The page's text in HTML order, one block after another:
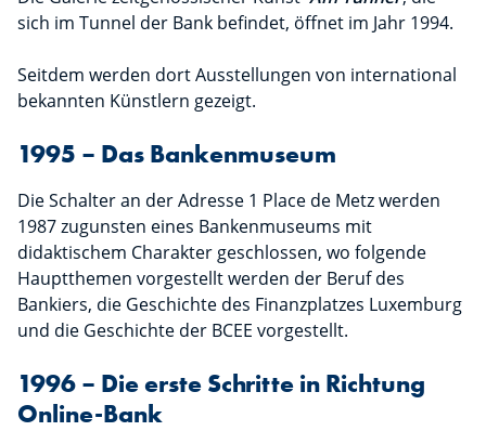
sich im Tunnel der Bank befindet, öffnet im Jahr 1994.
Seitdem werden dort Ausstellungen von international
bekannten Künstlern gezeigt.
1995 – Das Bankenmuseum
Die Schalter an der Adresse 1 Place de Metz werden
1987 zugunsten eines Bankenmuseums mit
didaktischem Charakter geschlossen, wo folgende
Hauptthemen vorgestellt werden der Beruf des
Bankiers, die Geschichte des Finanzplatzes Luxemburg
und die Geschichte der BCEE vorgestellt.
1996 – Die erste Schritte in Richtung
Online-Bank